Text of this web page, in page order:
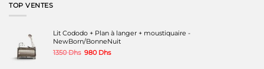
TOP VENTES
Lit Cododo + Plan à langer + moustiquaire -
NewBorn/BonneNuit
1350Dhs Le
980 DhsLe